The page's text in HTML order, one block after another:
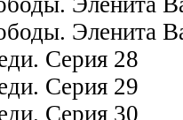
Эленита
Серия 28
Серия 29
Серия 30